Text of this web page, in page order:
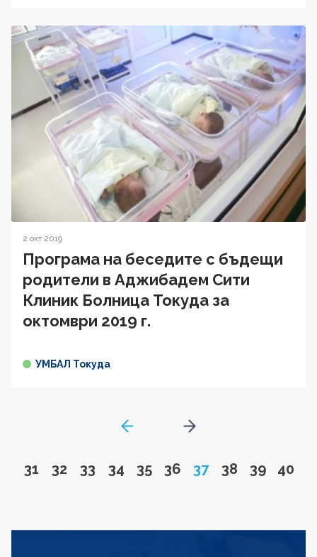
2 окт 2019
Програма на беседите с бъдещи
родители в Аджибадем Сити
Клиник Болница Токуда за
октомври 2019 г.
УМБАЛ Токуда
GoToPreviousPage
Go to page
31 Go to page
32 Go to page
33 Go to page
34 Go to page
35 Go to page
36 Page
37 Go to page
38 Go to
39 Go
40
Go to next page